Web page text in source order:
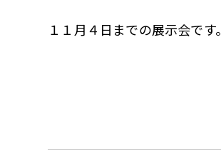
１１月４日までの展示会です。